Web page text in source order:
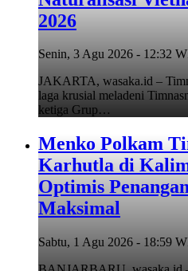
2026
Senin, 3 Agu 2026 - 12:32
JAKARTA, wasaka.id –
laga krusial meladeni
ketiga Grup…
Menko Polkam
Karhutla di
Optimis
Maksimal
Sabtu, 1 Agu 2026 - 18:59